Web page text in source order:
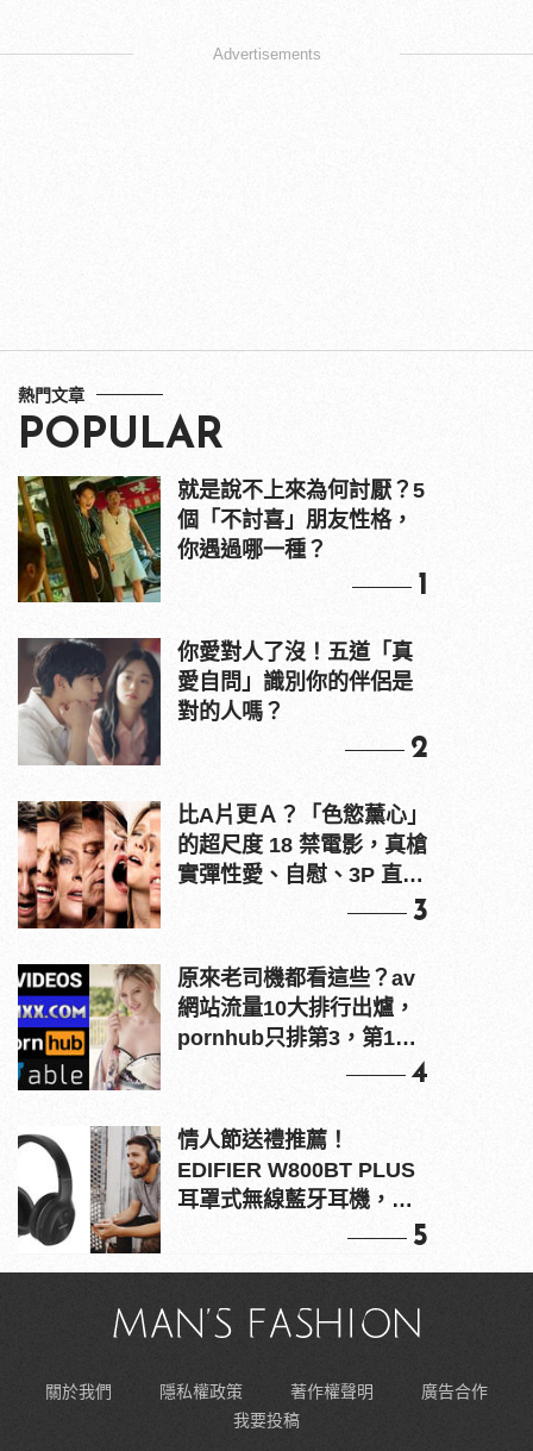
Advertisements
熱門文章
POPULAR
就是說不上來為何討厭？5
個「不討喜」朋友性格，
你遇過哪一種？
1
你愛對人了沒！五道「真
愛自問」識別你的伴侶是
對的人嗎？
2
比A片更Ａ？「色慾薰心」
的超尺度 18 禁電影，真槍
實彈性愛、自慰、3P 直接
3
原來老司機都看這些？av
網站流量10大排行出爐，
pornhub只排第3，第1名
4
情人節送禮推薦！
EDIFIER W800BT PLUS
耳罩式無線藍牙耳機，在
5
關於我們 隱私權政策 著作權聲明
廣告合作
我要投稿